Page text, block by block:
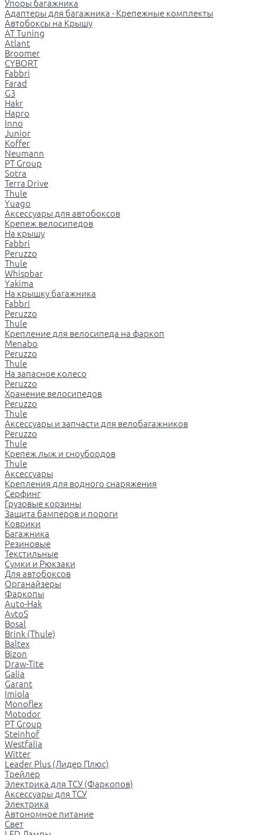
Упоры багажника
Адаптеры для багажника - Крепежные комплекты
Автобоксы на Крышу
AT Tuning
Atlant
Broomer
CYBORT
Fabbri
Farad
G3
Hakr
Hapro
Inno
Junior
Koffer
Neumann
PT Group
Sotra
Terra Drive
Thule
Yuago
Аксессуары для автобоксов
Крепеж велосипедов
На крышу
Fabbri
Peruzzo
Thule
Whispbar
Yakima
На крышку багажника
Fabbri
Peruzzo
Thule
Крепление для велосипеда на фаркоп
Menabo
Peruzzo
Thule
На запасное колесо
Peruzzo
Хранение велосипедов
Peruzzo
Thule
Аксессуары и запчасти для велобагажников
Peruzzo
Thule
Крепеж лыж и сноубордов
Thule
Аксессуары
Крепления для водного снаряжения
Серфинг
Грузовые корзины
Защита бамперов и пороги
Коврики
Багажника
Резиновые
Текстильные
Сумки и Рюкзаки
Для автобоксов
Органайзеры
Фаркопы
Auto-Hak
AvtoS
Bosal
Brink (Thule)
Baltex
Bizon
Draw-Tite
Galia
Garant
Imiola
Monoflex
Motodor
PT Group
Steinhof
Westfalia
Witter
Leader Plus (Лидер Плюс)
Трейлер
Электрика для ТСУ (Фаркопов)
Аксессуары для ТСУ
Электрика
Автономное питание
Свет